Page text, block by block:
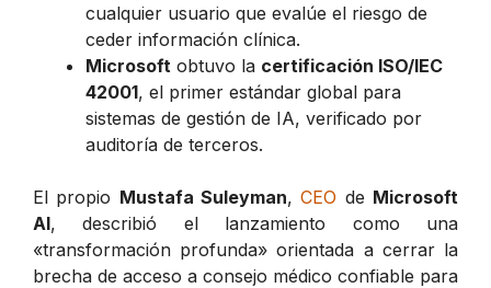
cualquier usuario que evalúe el riesgo de
ceder información clínica.
Microsoft obtuvo la certificación ISO/IEC
42001, el primer estándar global para
sistemas de gestión de IA, verificado por
auditoría de terceros.
El propio Mustafa Suleyman,CEO de Microsoft
AI, describió el lanzamiento como una
«transformación profunda» orientada a cerrar la
brecha de acceso a consejo médico confiable para